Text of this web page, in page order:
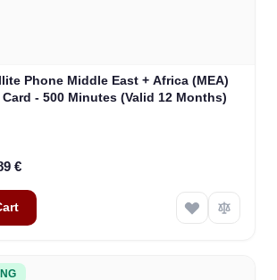
Phone Middle East + Africa (MEA)
Card - 500 Minutes (Valid 12 Months)
€